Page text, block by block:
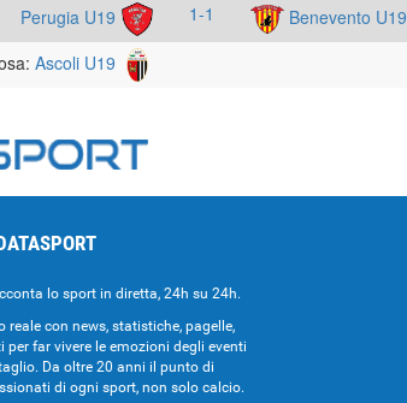
Perugia U19 1-1 Benevento U19
Ascoli U19
lo sport in diretta, 24h su 24h.
con news, statistiche, pagelle,
per far vivere le emozioni degli eventi
Da oltre 20 anni il punto di
di ogni sport, non solo calcio.